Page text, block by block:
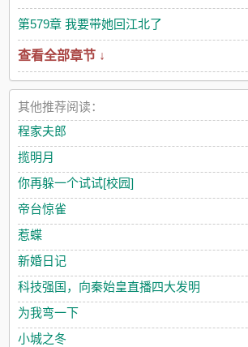
第579章 我要带她回江北了
查看全部章节 ↓
其他推荐阅读：
程家夫郎
揽明月
你再躲一个试试[校园]
帝台惊雀
惹蝶
新婚日记
科技强国，向秦始皇直播四大发明
为我弯一下
小城之冬